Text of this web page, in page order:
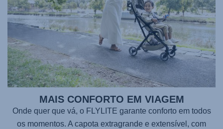
MAIS CONFORTO EM VIAGEM
Onde quer que vá, o FLYLITE garante conforto em todos
os momentos. A capota extragrande e extensível, com